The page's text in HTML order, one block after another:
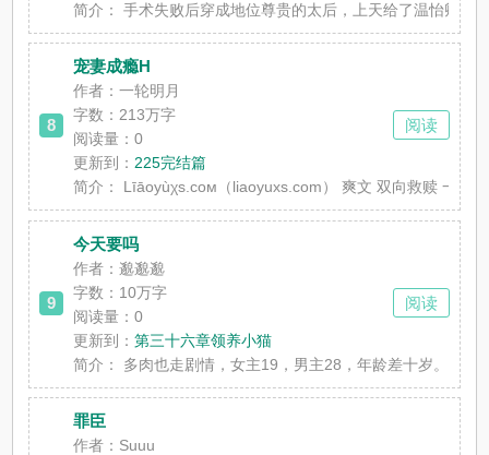
简介：
手术失败后穿成地位尊贵的太后，上天给了温怡卿一
8
宠妻成瘾H
作者：一轮明月
字数：213万字
阅读量：0
更新到：225完结篇
简介：
Līāоyùχs.cом（liaoyuxs.com） 爽文 双向救赎 一对
阅读
9
今天要吗
作者：邈邈邈
字数：10万字
阅读量：0
更新到：第三十六章领养小猫
简介：
多肉也走剧情，女主19，男主28，年龄差十岁。一个
阅读
罪臣
作者：Suuu